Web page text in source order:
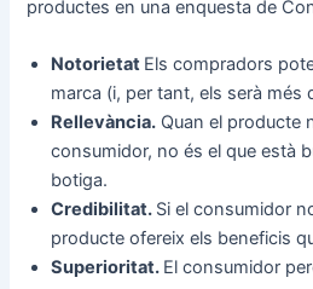
productes en una enquesta de
Notorietat Els compradors
marca (i, per tant, els serà més
Rellevància. Quan el producte
consumidor, no és el que està
botiga.
Credibilitat. Si el consumidor
producte ofereix els beneficis
Superioritat. El consumidor